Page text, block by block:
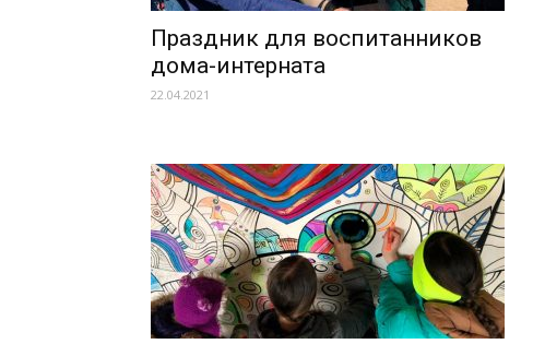
Праздник для воспитанников
дома-интерната
22.04.2021